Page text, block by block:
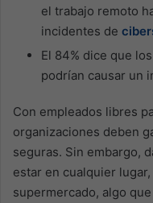
el trabajo remoto
incidentes de
El 84% dice que
podrían causar un
Con empleados libres
organizaciones deben
seguras. Sin embargo,
estar en cualquier
supermercado, algo